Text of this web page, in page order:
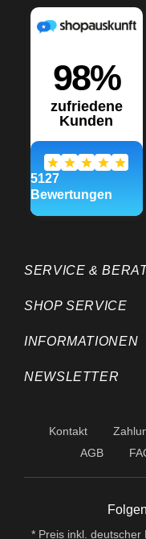
SERVICE &
SHOP SERVICE
INFORMATIONEN
NEWSLETTER
Kontakt
AGB
* Preis inkl. deutscher